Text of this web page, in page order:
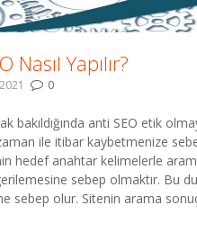
Nasıl Yapılır?
0
bakıldığında anti SEO etik
ile itibar kaybetmenize
hedef anahtar kelimelerle
sebep olmaktır. Bu
sebep olur. Sitenin arama